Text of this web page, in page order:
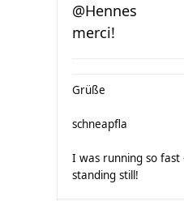
@Hennes
merci!
Grüße
schneapfla
I was running so
standing still!